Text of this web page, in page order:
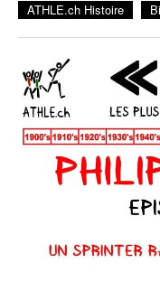
PARTENAIRES
CLUBS PARTENAIRES
FÉDÉRATION
TOUS
PUBLICITÉ
ATHLE.CH
CLUB D’ATHLÉTISME
TOUS
CHARTE
NOUS CONTACTER
POURQUOI
ATHLE.CH RÉGIONS
CNP LAUSANNE/
ATHLE.CH
ATHLE.CH
ATHLE.CH
ATHLE.CH VINTAGE
TIMELINE
BIOGRAPHIES
LIVRES
ATHLE.ch Histoire